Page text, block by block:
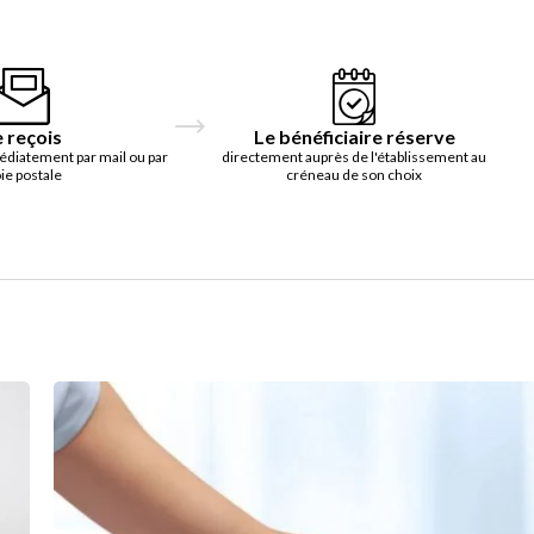
reçois
par mail ou par
postale
Le bénéficiaire réserve
directement auprès de l'établissement au
créneau de son choix